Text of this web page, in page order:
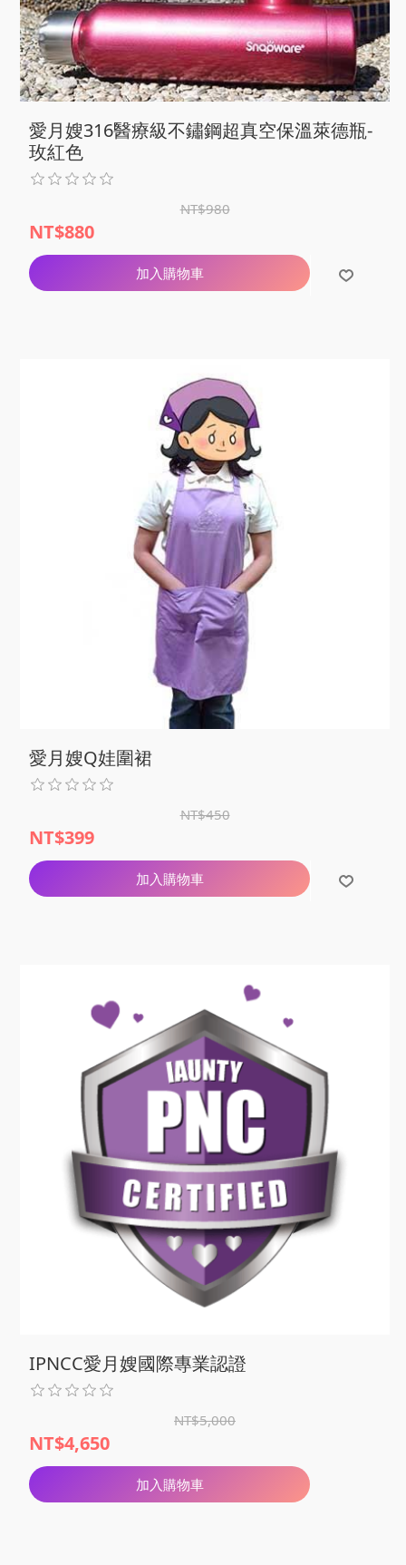
愛月嫂316醫療級不鏽鋼超真空保溫萊德瓶-
玫紅色
NT$980
NT$880
加入購物車
愛月嫂Q娃圍裙
NT$450
NT$399
加入購物車
IPNCC愛月嫂國際專業認證
NT$5,000
NT$4,650
加入購物車